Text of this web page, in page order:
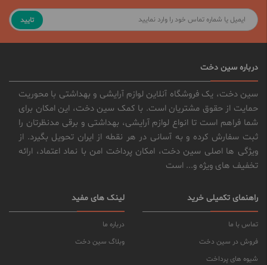
تایید
درباره سین دخت
سین دخت، یک فروشگاه آنلاین لوازم آرایشی و بهداشتی با محوریت
حمایت از حقوق مشتریان است. با کمک سین دخت، این امکان برای
شما فراهم است تا انواع لوازم آرایشی، بهداشتی و برقی مدنظرتان را
ثبت سفارش کرده و به آسانی در هر نقطه از ایران تحویل بگیرد. از
ویژگی ها اصلی سین دخت، امکان پرداخت امن با نماد اعتماد، ارائه
تخفیف های ویژه و... است
راهنمای تکمیلی خرید
تماس با ما
فروش در سین دخت
شیوه های پرداخت
لینک های مفید
درباره ما
وبلاگ سین دخت